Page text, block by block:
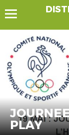
PLAY